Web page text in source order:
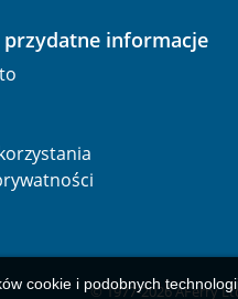
i przydatne informacje
© 1977-2026AFerry
cookie i podobnych